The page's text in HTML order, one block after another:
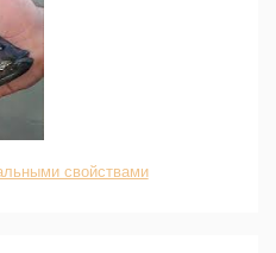
свойствами